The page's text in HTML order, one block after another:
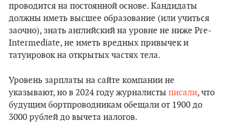
проводится на постоянной основе. Кандидаты
должны иметь высшее образование (или учиться
заочно), знать английский на уровне не ниже Pre-
Intermediate, не иметь вредных привычек и
татуировок на открытых частях тела.
Уровень зарплаты на сайте компании не
указывают, но в 2024 году журналисты писали, что
будущим бортпроводникам обещали от 1900 до
3000 рублей до вычета налогов.